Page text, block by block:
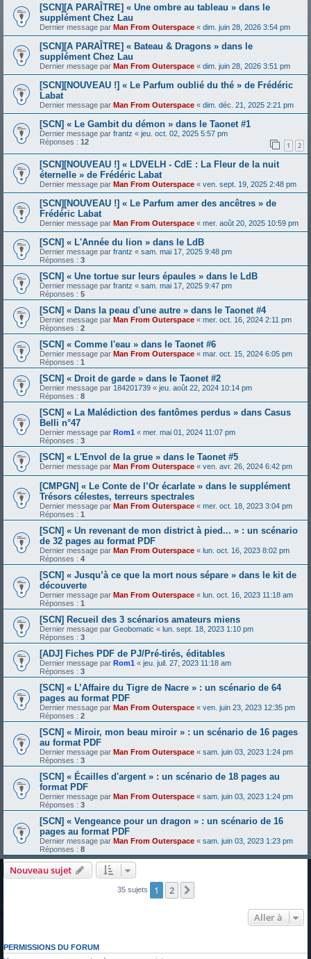
[SCN][A PARAÎTRE] « Une ombre au tableau » dans le
supplément Chez Lau
Dernier message par Man From Outerspace « dim. juin 28, 2026 3:54 pm
[SCN][A PARAÎTRE] « Bateau & Dragons » dans le
supplément Chez Lau
Dernier message par Man From Outerspace « dim. juin 28, 2026 3:51 pm
[SCN][NOUVEAU !] « Le Parfum oublié du thé » de Frédéric
Labat
Dernier message par Man From Outerspace « dim. déc. 21, 2025 2:21 pm
[SCN] « Le Gambit du démon » dans le Taonet #1
Dernier message par frantz « jeu. oct. 02, 2025 5:57 pm
Réponses : 12 1 2
[SCN][NOUVEAU !] « LDVELH - CdE : La Fleur de la nuit
éternelle » de Frédéric Labat
Dernier message par Man From Outerspace « ven. sept. 19, 2025 2:48 pm
[SCN][NOUVEAU !] « Le Parfum amer des ancêtres » de
Frédéric Labat
Dernier message par Man From Outerspace « mer. août 20, 2025 10:59 pm
[SCN] « L'Année du lion » dans le LdB
Dernier message par frantz « sam. mai 17, 2025 9:48 pm
Réponses : 3
[SCN] « Une tortue sur leurs épaules » dans le LdB
Dernier message par frantz « sam. mai 17, 2025 9:47 pm
Réponses : 5
[SCN] « Dans la peau d'une autre » dans le Taonet #4
Dernier message par Man From Outerspace « mer. oct. 16, 2024 2:11 pm
Réponses : 2
[SCN] « Comme l'eau » dans le Taonet #6
Dernier message par Man From Outerspace « mar. oct. 15, 2024 6:05 pm
Réponses : 1
[SCN] « Droit de garde » dans le Taonet #2
Dernier message par 184201739 « jeu. août 22, 2024 10:14 pm
Réponses : 8
[SCN] « La Malédiction des fantômes perdus » dans Casus
Belli n°47
Dernier message par Rom1 « mer. mai 01, 2024 11:07 pm
Réponses : 3
[SCN] « L'Envol de la grue » dans le Taonet #5
Dernier message par Man From Outerspace « ven. avr. 26, 2024 6:42 pm
[CMPGN] « Le Conte de l’Or écarlate » dans le supplément
Trésors célestes, terreurs spectrales
Dernier message par Man From Outerspace « mer. oct. 18, 2023 3:04 pm
Réponses : 1
[SCN] « Un revenant de mon district à pied... » : un scénario
de 32 pages au format PDF
Dernier message par Man From Outerspace « lun. oct. 16, 2023 8:02 pm
Réponses : 4
[SCN] « Jusqu’à ce que la mort nous sépare » dans le kit de
découverte
Dernier message par Man From Outerspace « lun. oct. 16, 2023 11:18 am
Réponses : 1
[SCN] Recueil des 3 scénarios amateurs miens
Dernier message par Geobomatic « lun. sept. 18, 2023 1:10 pm
Réponses : 3
[ADJ] Fiches PDF de PJ/Pré-tirés, éditables
Dernier message par Rom1 « jeu. juil. 27, 2023 11:18 am
Réponses : 3
[SCN] « L’Affaire du Tigre de Nacre » : un scénario de 64
pages au format PDF
Dernier message par Man From Outerspace « ven. juin 23, 2023 12:35 pm
Réponses : 2
[SCN] « Miroir, mon beau miroir » : un scénario de 16 pages
au format PDF
Dernier message par Man From Outerspace « sam. juin 03, 2023 1:24 pm
Réponses : 3
[SCN] « Écailles d'argent » : un scénario de 18 pages au
format PDF
Dernier message par Man From Outerspace « sam. juin 03, 2023 1:24 pm
Réponses : 3
[SCN] « Vengeance pour un dragon » : un scénario de 16
pages au format PDF
Dernier message par Man From Outerspace « sam. juin 03, 2023 1:23 pm
Réponses : 8
Nouveau sujet
35 sujets 1 2
Aller à
PERMISSIONS DU FORUM